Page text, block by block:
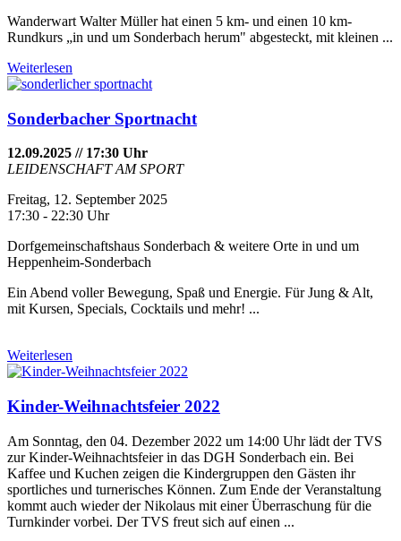
Wanderwart Walter Müller hat einen 5 km- und einen 10 km-
Rundkurs „in und um Sonderbach herum" abgesteckt, mit kleinen ...
Weiterlesen
Sonderbacher Sportnacht
12.09.2025 // 17:30 Uhr
LEIDENSCHAFT AM SPORT
Freitag, 12. September 2025
17:30 - 22:30 Uhr
Dorfgemeinschaftshaus Sonderbach & weitere Orte in und um
Heppenheim-Sonderbach
Ein Abend voller Bewegung, Spaß und Energie. Für Jung & Alt,
mit Kursen, Specials, Cocktails und mehr! ...
Weiterlesen
Kinder-Weihnachtsfeier 2022
Am Sonntag, den 04. Dezember 2022 um 14:00 Uhr lädt der TVS
zur Kinder-Weihnachtsfeier in das DGH Sonderbach ein. Bei
Kaffee und Kuchen zeigen die Kindergruppen den Gästen ihr
sportliches und turnerisches Können. Zum Ende der Veranstaltung
kommt auch wieder der Nikolaus mit einer Überraschung für die
Turnkinder vorbei. Der TVS freut sich auf einen ...